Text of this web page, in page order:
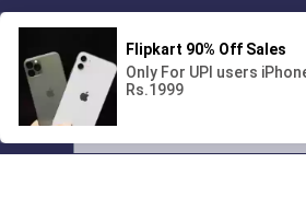
01/07
00:00
Поиграешь со мной? 💖🐾